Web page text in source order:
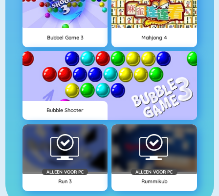
Bubbel Game 3 Mahjong 4
Bubble Shooter
ALLEEN VOOR PC
Run 3
ALLEEN VOOR PC
Rummikub